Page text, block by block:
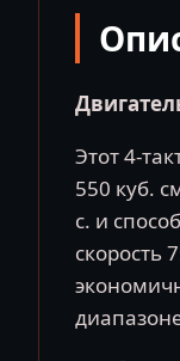
Этот 4-
550 куб.
с. и
скорость